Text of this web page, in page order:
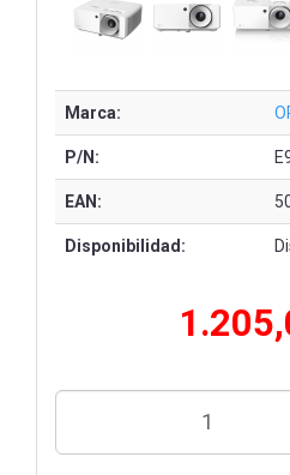
Marca:
P/N:
EAN:
Disponibilidad: